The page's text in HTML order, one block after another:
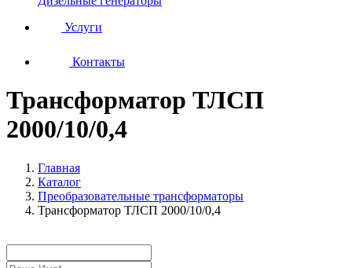
Услуги
Контакты
Трансформатор ТЛСП
2000/10/0,4
Главная
Каталог
Преобразовательные трансформаторы
Трансформатор ТЛСП 2000/10/0,4